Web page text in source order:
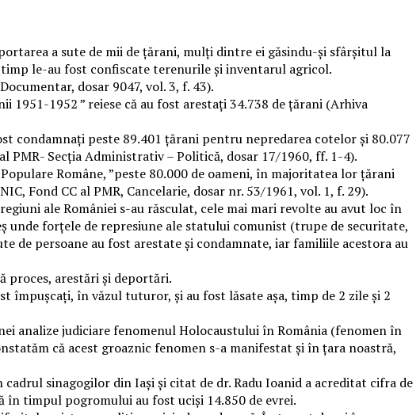
a sute de mii de țărani, mulți dintre ei găsindu-și sfârșitul la
le-au fost confiscate terenurile și inventarul agricol.
dosar 9047, vol. 3, f. 43).
1952 ” reiese că au fost arestați 34.738 de țărani (Arhiva
condamnați peste 89.401 țărani pentru nepredarea cotelor și 80.077
Secția Administrativ – Politică, dosar 17/1960, ff. 1-4).
Române, ”peste 80.000 de oameni, în majoritatea lor țărani
Fond CC al PMR, Cancelarie, dosar nr. 53/1961, vol. 1, f. 29).
ale României s-au răsculat, cele mai mari revolte au avut loc în
unde forțele de represiune ale statului comunist (trupe de securitate,
de persoane au fost arestate și condamnate, iar familiile acestora au
proces, arestări și deportări.
împușcați, în văzul tuturor, și au fost lăsate așa, timp de 2 zile și 2
analize judiciare fenomenul Holocaustului în România (fenomen în
că acest groaznic fenomen s-a manifestat și în țara noastră,
sinagogilor din Iași și citat de dr. Radu Ioanid a acreditat cifra de
timpul pogromului au fost uciși 14.850 de evrei.